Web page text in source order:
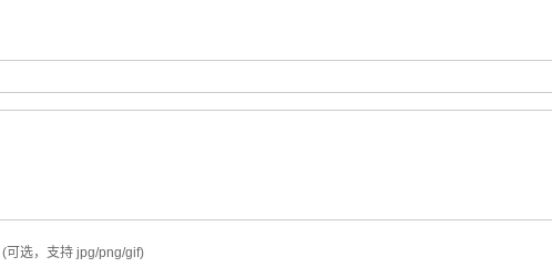
(可选，支持 jpg/png/gif)